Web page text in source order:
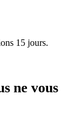
15 jours.
ne vous